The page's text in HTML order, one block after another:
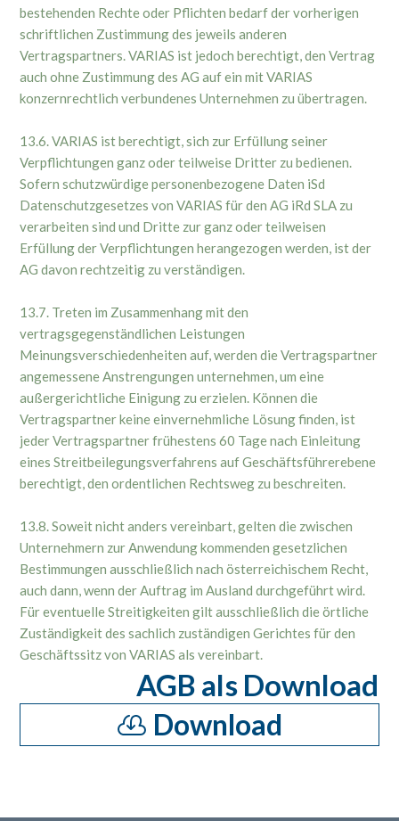
bestehenden Rechte oder Pflichten bedarf der vorherigen
schriftlichen Zustimmung des jeweils anderen
Vertragspartners. VARIAS ist jedoch berechtigt, den Vertrag
auch ohne Zustimmung des AG auf ein mit VARIAS
konzernrechtlich verbundenes Unternehmen zu übertragen.
13.6. VARIAS ist berechtigt, sich zur Erfüllung seiner
Verpflichtungen ganz oder teilweise Dritter zu bedienen.
Sofern schutzwürdige personenbezogene Daten iSd
Datenschutzgesetzes von VARIAS für den AG iRd SLA zu
verarbeiten sind und Dritte zur ganz oder teilweisen
Erfüllung der Verpflichtungen herangezogen werden, ist der
AG davon rechtzeitig zu verständigen.
13.7. Treten im Zusammenhang mit den
vertragsgegenständlichen Leistungen
Meinungsverschiedenheiten auf, werden die Vertragspartner
angemessene Anstrengungen unternehmen, um eine
außergerichtliche Einigung zu erzielen. Können die
Vertragspartner keine einvernehmliche Lösung finden, ist
jeder Vertragspartner frühestens 60 Tage nach Einleitung
eines Streitbeilegungsverfahrens auf Geschäftsführerebene
berechtigt, den ordentlichen Rechtsweg zu beschreiten.
13.8. Soweit nicht anders vereinbart, gelten die zwischen
Unternehmern zur Anwendung kommenden gesetzlichen
Bestimmungen ausschließlich nach österreichischem Recht,
auch dann, wenn der Auftrag im Ausland durchgeführt wird.
Für eventuelle Streitigkeiten gilt ausschließlich die örtliche
Zuständigkeit des sachlich zuständigen Gerichtes für den
Geschäftssitz von VARIAS als vereinbart.
AGB als Download
Download